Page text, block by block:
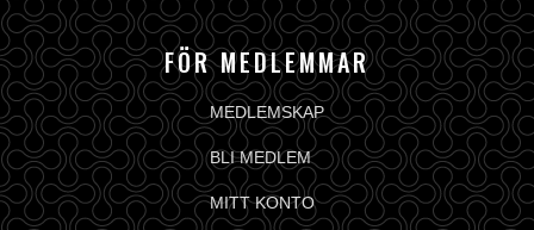
FÖR MEDLEMMAR
MEDLEMSKAP
BLI MEDLEM
MITT KONTO